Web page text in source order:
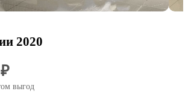
2020
выгод